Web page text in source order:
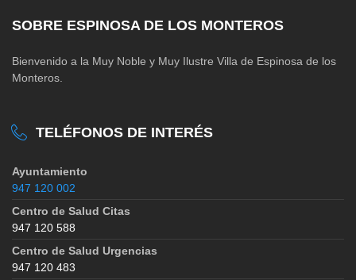
SOBRE ESPINOSA DE LOS MONTEROS
Bienvenido a la Muy Noble y Muy Ilustre Villa de Espinosa de los
Monteros.
TELÉFONOS DE INTERÉS
Ayuntamiento
947 120 002
Centro de Salud Citas
947 120 588
Centro de Salud Urgencias
947 120 483